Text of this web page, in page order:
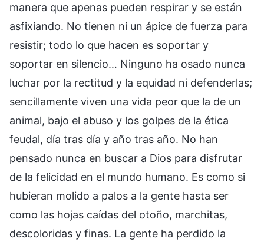
manera que apenas pueden respirar y se están
asfixiando. No tienen ni un ápice de fuerza para
resistir; todo lo que hacen es soportar y
soportar en silencio… Ninguno ha osado nunca
luchar por la rectitud y la equidad ni defenderlas;
sencillamente viven una vida peor que la de un
animal, bajo el abuso y los golpes de la ética
feudal, día tras día y año tras año. No han
pensado nunca en buscar a Dios para disfrutar
de la felicidad en el mundo humano. Es como si
hubieran molido a palos a la gente hasta ser
como las hojas caídas del otoño, marchitas,
descoloridas y finas. La gente ha perdido la